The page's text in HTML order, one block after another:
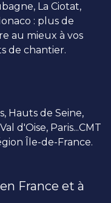
La Ciotat,
: plus de
au mieux à vos
de chantier.
Hauts de Seine,
d'Oise, Paris...CMT
Île-de-France.
France et à